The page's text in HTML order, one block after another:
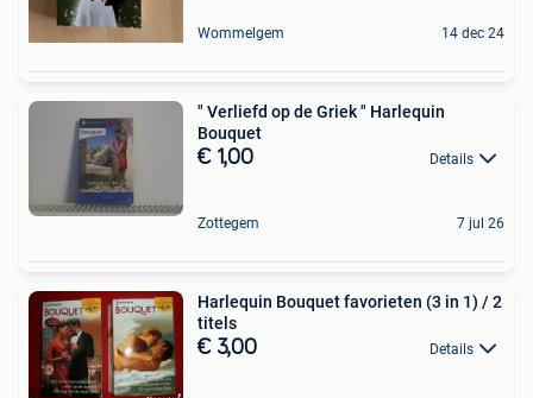
Wommelgem 14 dec 24
" Verliefd op de Griek " Harlequin
Bouquet
€ 1,00 Details
Zottegem 7 jul 26
Harlequin Bouquet favorieten (3 in 1) / 2
titels
€ 3,00 Details